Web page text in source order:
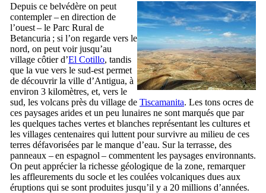
Depuis ce belvédère on peut
contempler – en direction de
l’ouest – le Parc Rural de
Betancuria ; si l’on regarde vers le
nord, on peut voir jusqu’au
village côtier d’El Cotillo, tandis
que la vue vers le sud-est permet
de découvrir la ville d’Antigua, à
environ 3 kilomètres, et, vers le
sud, les volcans près du village de Tiscamanita. Les tons ocres de
ces paysages arides et un peu lunaires ne sont marqués que par
les quelques taches vertes et blanches représentant les cultures et
les villages centenaires qui luttent pour survivre au milieu de ces
terres défavorisées par le manque d’eau. Sur la terrasse, des
panneaux – en espagnol – commentent les paysages environnants.
On peut apprécier la richesse géologique de la zone, remarquer
les affleurements du socle et les coulées volcaniques dues aux
éruptions qui se sont produites jusqu’il y a 20 millions d’années.